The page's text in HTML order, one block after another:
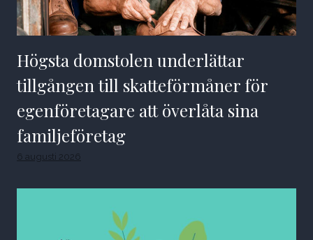
Högsta domstolen underlättar
tillgången till skatteförmåner för
egenföretagare att överlåta sina
familjeföretag
6 augusti 2026